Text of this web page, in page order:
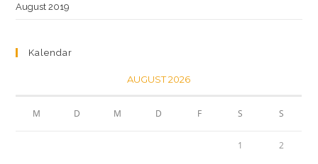
August 2019
Kalendar
AUGUST 2026
M D M D F S S
1 2